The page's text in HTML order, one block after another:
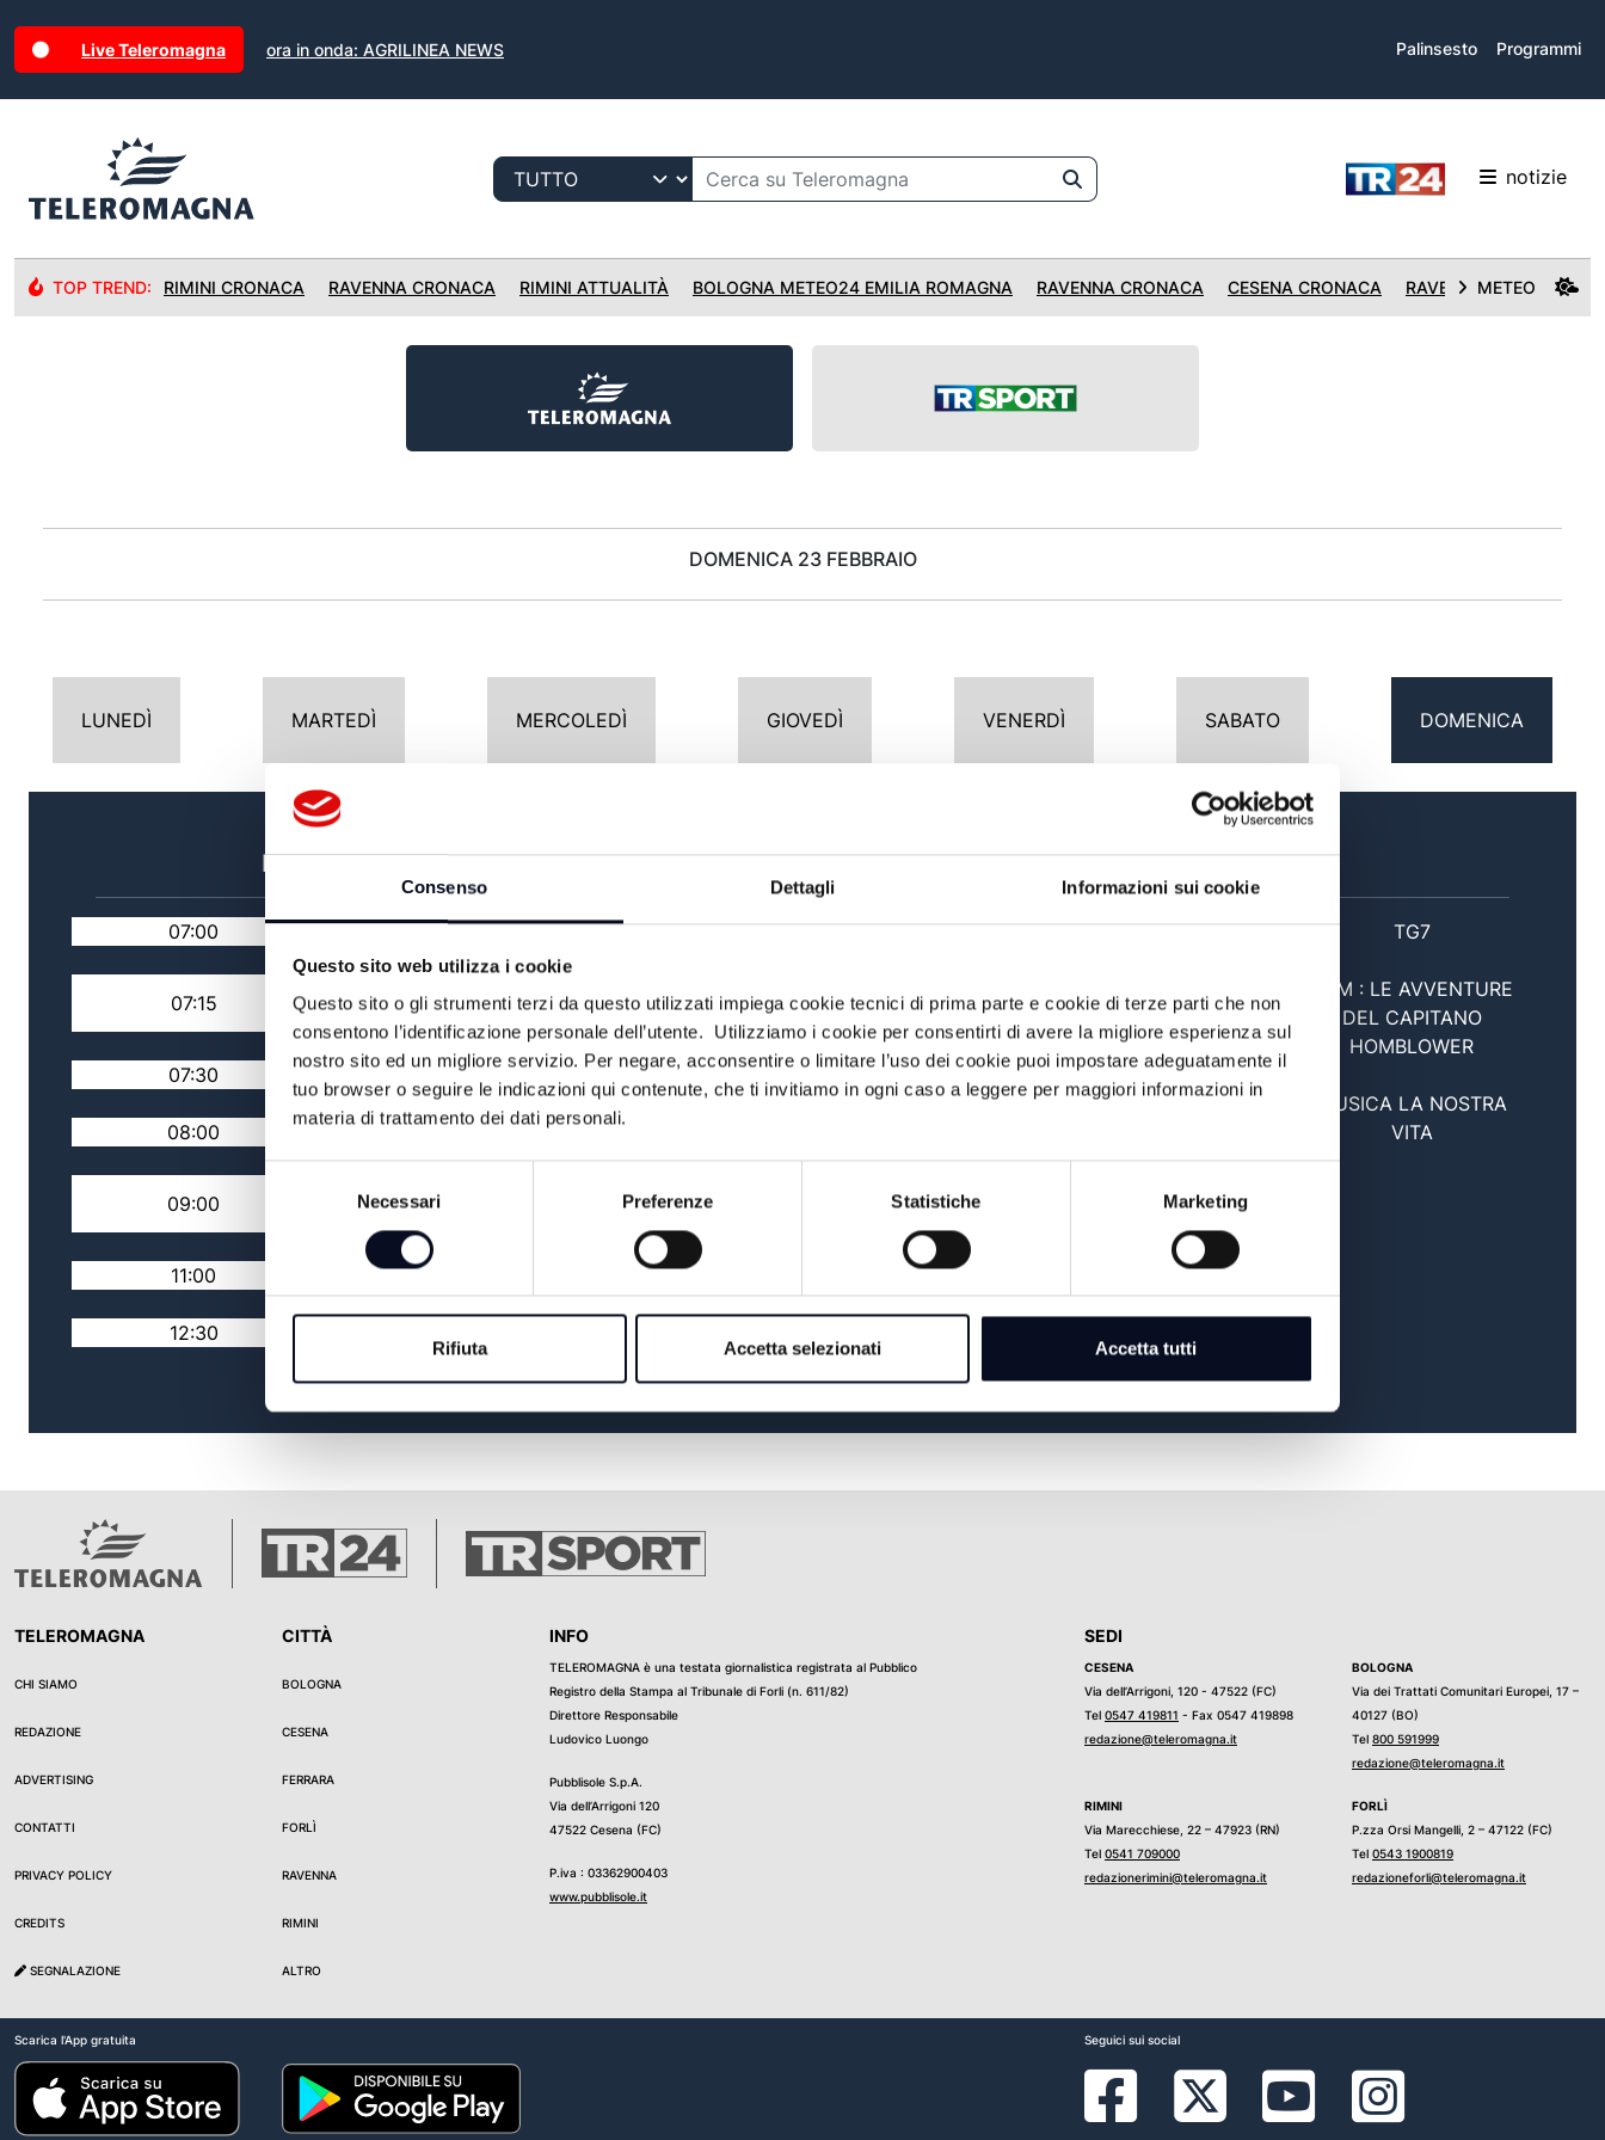
Consenso Dettagli Informazioni sui cookie
Questo sito web utilizza i cookie
Questo sito o gli strumenti terzi da questo utilizzati impiega cookie tecnici di prima parte e cookie di terze parti che non
consentono l’identificazione personale dell’utente. Utilizziamo i cookie per consentirti di avere la migliore esperienza sul
nostro sito ed un migliore servizio. Per negare, acconsentire o limitare l’uso dei cookie puoi impostare adeguatamente il
tuo browser o seguire le indicazioni qui contenute, che ti invitiamo in ogni caso a leggere per maggiori informazioni in
materia di trattamento dei dati personali.
Selezione
consenso
Necessari Preferenze Statistiche Marketing
Rifiuta Accetta selezionati Accetta tutti
Live Teleromagna ora in onda: AGRILINEA NEWS Palinsesto Programmi
notizie
TOP TREND: RIMINI CRONACA RAVENNA CRONACA RIMINI ATTUALITÀ BOLOGNA METEO24 EMILIA ROMAGNA RAVENNA CRONACA CESENA CRONACA RAVENNA CRONACA
METEO
DOMENICA 23 FEBBRAIO
LUNEDÌ MARTEDÌ MERCOLEDÌ GIOVEDÌ VENERDÌ SABATO DOMENICA
MATTINA
07:00 TG MATTINA
07:15
GIOIA
07:30 COR AD COR
08:00 RASSEGNA STAMPA
09:00
CON I FRUTTI DELLA
11:00 LUOGHI E MISTERI
12:30
POMERIGGIO
13:00 OROGEL NEWS
13:30
FACCIA
14:00 TG GIORNO / SPORT
VITA
17:00
FACCIA
FISCHIO FINALE
SERA
20:00 TG7
21:00
FILM : LE AVVENTURE
DEL CAPITANO
HOMBLOWER
MUSICA LA NOSTRA
VITA
TELEROMAGNA
CHI SIAMO
REDAZIONE
ADVERTISING
CONTATTI
PRIVACY POLICY
CREDITS
SEGNALAZIONE
CITTÀ
BOLOGNA
CESENA
FERRARA
FORLÌ
RAVENNA
RIMINI
ALTRO
INFO
TELEROMAGNA è una testata giornalistica registrata al Pubblico
Registro della Stampa al Tribunale di Forli (n. 611/82)
Direttore Responsabile
Ludovico Luongo
Pubblisole S.p.A.
Via dell’Arrigoni 120
47522 Cesena (FC)
P.iva : 03362900403
www.pubblisole.it
SEDI
CESENA
Via dell’Arrigoni, 120 - 47522 (FC)
Tel 0547 419811 - Fax 0547 419898
redazione@teleromagna.it
BOLOGNA
Via dei Trattati Comunitari Europei, 17 –
40127 (BO)
Tel 800 591999
redazione@teleromagna.it
RIMINI
Via Marecchiese, 22 – 47923 (RN)
Tel 0541 709000
redazionerimini@teleromagna.it
FORLÌ
P.zza Orsi Mangelli, 2 – 47122 (FC)
Tel 0543 1900819
redazioneforli@teleromagna.it
Scarica l'App gratuita Seguici sui social